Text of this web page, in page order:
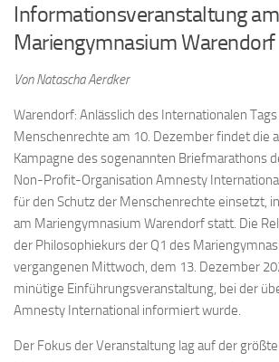
Informationsveranstaltung am
Mariengymnasium Warendorf
Von Natascha Aerdker
Warendorf: Anlässlich des Internationalen
Menschenrechte am 10. Dezember findet die
Kampagne des sogenannten Briefmarathons
Non-Profit-Organisation Amnesty
für den Schutz der Menschenrechte einsetzt,
am Mariengymnasium Warendorf statt. Die
der Philosophiekurs der Q1 des
vergangenen Mittwoch, dem 13. Dezember
minütige Einführungsveranstaltung, bei der
Amnesty International informiert wurde.
Der Fokus der Veranstaltung lag auf der